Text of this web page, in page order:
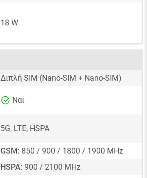
18 W
Διπλή SIM (Nano-SIM + Nano-SIM)
Ναι
5G, LTE, HSPA
GSM: 850 / 900 / 1800 / 1900 MHz
HSPA: 900 / 2100 MHz